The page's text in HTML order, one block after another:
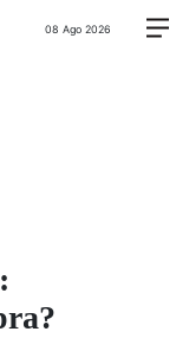
08 Ago 2026